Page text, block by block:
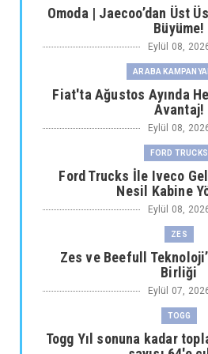
Omoda | Jaecoo’dan Üst
Büyüme!
Eylül 08,
ARABA
Fiat'ta Ağustos Ayında
Avantaj!
Eylül 08,
FORD TRUCKS
Ford Trucks İle Iveco
Nesil Kabine
Eylül 08,
ZES
Zes ve Beefull
Birliği
Eylül 07,
TOGG
Togg Yıl sonuna kadar